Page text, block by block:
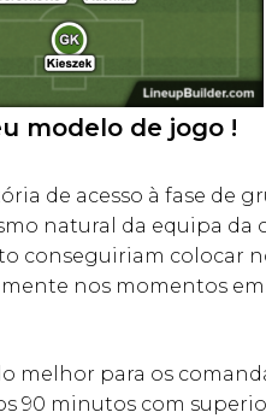
modelo de jogo !
de acesso à fase de
natural da equipa da
conseguiriam colocar
nos momentos em
melhor para os
90 minutos com